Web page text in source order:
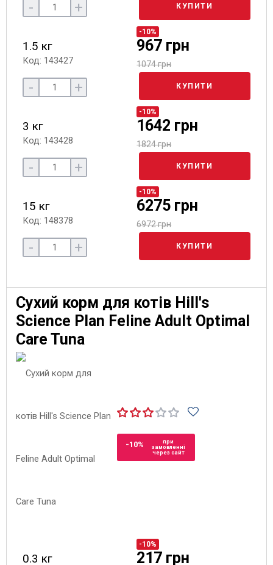
- + КУПИТИ
1.5 кг
Код: 143427
-10%
967 грн
1074 грн
- + КУПИТИ
3 кг
Код: 143428
-10%
1642 грн
1824 грн
- + КУПИТИ
15 кг
Код: 148378
-10%
6275 грн
6972 грн
- + КУПИТИ
Сухий корм для котів Hill's
Science Plan Feline Adult Optimal
Care Tuna
-10%
при
замовленні
через сайт
0.3 кг
-10%
217 грн